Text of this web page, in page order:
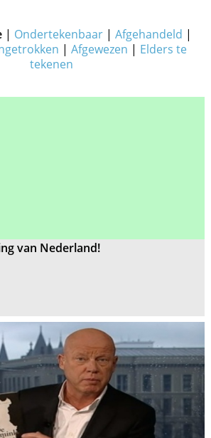
| Ondertekenbaar| Afgehandeld |
| Afgewezen | Elders te
tekenen
van Nederland!